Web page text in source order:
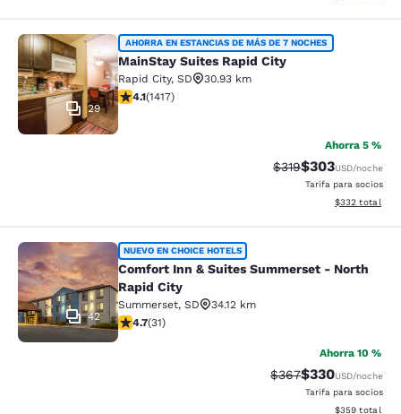
MainStay Suites Rapid City
29
AHORRA EN ESTANCIAS DE MÁS DE 7 NOCHES
MainStay Suites Rapid City
Rapid City, SD
30.93 km
Calificación de 4.12 estrellas. Muy bueno. 1417 reseñas
4.1(1417)
Ahorra 5 %
Tarifa tachada:
$319Tarifa reducida:
$303USD/noche
Tarifa para socios
Ver detalles
$332 total
Comfort Inn & Suites Summerset -
42
NUEVO EN CHOICE HOTELS
Comfort Inn & Suites Summerset - North
Rapid City
Summerset, SD
34.12 km
Calificación de 4.74 estrellas. Excepcional. 31 reseñas
4.7(31)
Ahorra 10 %
Tarifa tachada:
$367Tarifa reducida:
$330USD/noche
Tarifa para socios
Ver detalles
$359 total